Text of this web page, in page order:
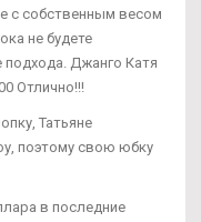
с собственным весом
не будете
Джанго Катя
Отлично!!!
Татьяне
поэтому свою юбку
в последние